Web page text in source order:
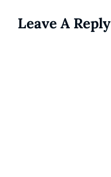
Leave A Reply